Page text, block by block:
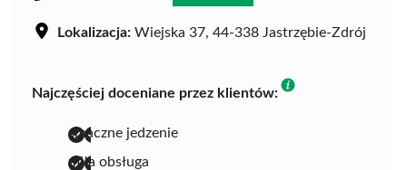
Lokalizacja: Wiejska 37, 44-338 Jastrzębie-Zdrój
Najczęściej doceniane przez klientów:
smaczne jedzenie
miła obsługa